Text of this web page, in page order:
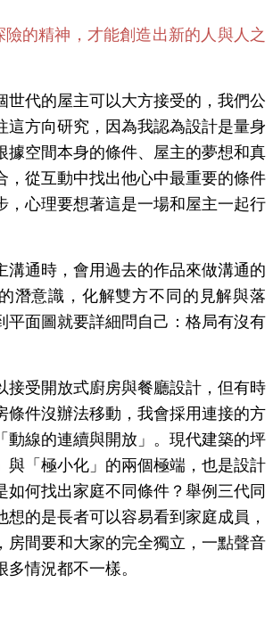
的精神，才能創造出新的人與人之
世代的屋主可以大方接受的，我們公
這方向研究，因為我認為設計是量身
據空間本身的條件、屋主的夢想和真
，從互動中找出他心中最重要的條件
，心理要想著這是一場和屋主一起行
溝通時，會用過去的作品來做溝通的
潛意識，化解雙方不同的見解與落
平面圖就要詳細問自己：格局有沒有
接受開放式廚房與餐廳設計，但有時
條件沒辦法移動，我會採用連接的方
動線的連續與開放」。現代建築的坪
與「極小化」的兩個極端，也是設計
如何找出家庭不同條件？舉例三代同
想的是長者可以容易看到家庭成員，
房間要和大家的完全獨立，一點聲音
情況都不一樣。